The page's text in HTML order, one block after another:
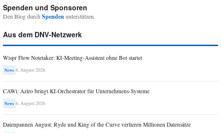
Spenden und Sponsoren
Den Blog durchSpendenunterstützen.
Aus dem DNV-Netzwerk
Wispr Flow Notetaker: KI-Meeting-Assistent ohne Bot startet
News 6. August 2026
CAWi: Aziro bringt KI-Orchestrator für Unternehmens-Systeme
News 6. August 2026
Datenpannen August: Ryde und King of the Curve verlieren Millionen Datensätze